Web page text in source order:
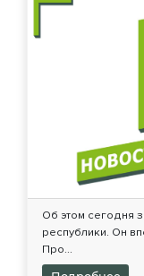
Об этом сегодня
республики. Он
Про...